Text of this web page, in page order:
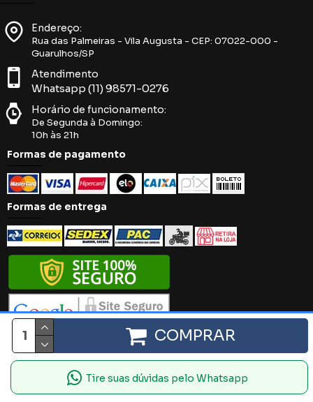
COMPRAR
Tire suas dúvidas pelo Whatsapp
Endereço:
Rua das Palmeiras - Vila Augusta - CEP: 07022-000 -
Guarulhos/SP
Atendimento
Whatsapp (11) 98571-0276
Horário de funcionamento:
De Segunda à Domingo:
10h às 21h
Formas de pagamento
Formas de entrega
Plataforma: Leonel Borges E-Commerce Brasil